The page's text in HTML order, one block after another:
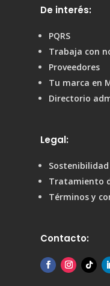
De interés:
PQRS
Trabaja con
Proveedores
Tu marca en
Directorio
Legal:
Sostenibilidad
Tratamiento
Términos y
Contacto: